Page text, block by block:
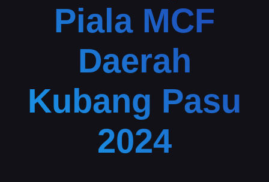
Piala MCF
Daerah
Kubang Pasu
2024